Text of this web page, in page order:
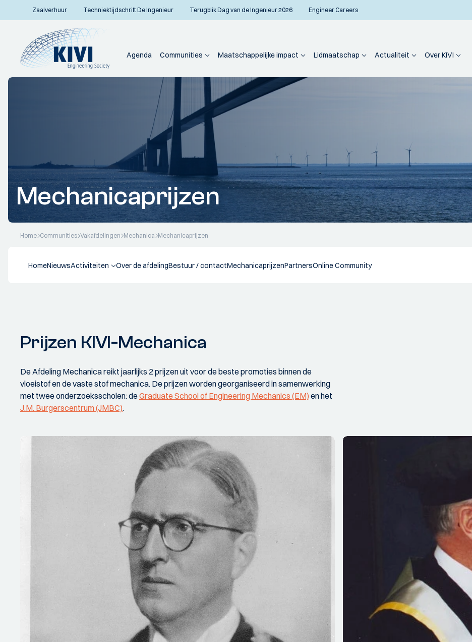
Zaalverhuur Techniektijdschrift De Ingenieur Terugblik Dag van de Ingenieur 2026 Engineer Careers
Agenda Communities Maatschappelijke impact Lidmaatschap Actualiteit Over KIVI
Mechanicaprijzen
Home Communities Vakafdelingen Mechanica Mechanicaprijzen
HomeNieuwsActiviteiten Over de afdelingBestuur / contactMechanicaprijzenPartnersOnline Community
Prijzen KIVI-Mechanica
De Afdeling Mechanica reikt jaarlijks 2 prijzen uit voor de beste promoties binnen de
vloeistof en de vaste stof mechanica. De prijzen worden georganiseerd in samenwerking
met twee onderzoeksscholen: deGraduate School of Engineering Mechanics (EM) en het
J.M. Burgerscentrum (JMBC).